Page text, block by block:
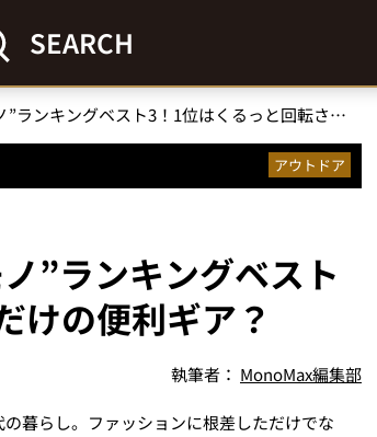
SEARCH
【チャムス】で今“売れてるモノ”ランキングベスト3！1位はくるっと回転させるだけの便利ギア？
アウトドア
”ランキングベスト
けの便利ギア？
執筆者： MonoMax編集部
暮らし。ファッションに根差しただけでな